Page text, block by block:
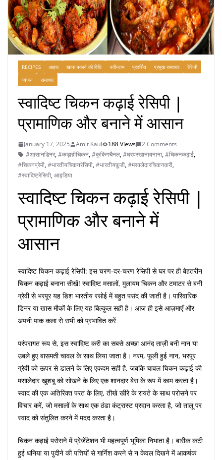
RECIPES आहार खाना पकाने की विधि नवीनतम प्रदर्शित प्रमुख समाचार
रेसिपी
व्यंजन
समाचार
स्वादिष्ट चिकन कढ़ाई रेसिपी |
प्रामाणिक और बनाने में आसान
January 17, 2025 Amit Kaul 188 Views
2 Comments
#आसानडिनर,#कड़ाहीचिकन,#कुकिंगचैनल,#घरपरखानाबनाना,#चिकनकढ़ाई,
#चिकनप्रेमी,#भारतीयचिकनरेसिपी,#भारतीयफ़ूडी,#मसालेदारचिकनकरी,
#स्वादिष्टरेसिपी,आइडिया
स्वादिष्ट चिकन कढ़ाई रेसिपी |
प्रामाणिक और बनाने में
आसान
स्वादिष्ट चिकन कढ़ाई रेसिपी: इस चरण-दर-चरण रेसिपी से घर पर ही बेहतरीन
चिकन कढ़ाई बनाना सीखें! स्वादिष्ट मसालों, मुलायम चिकन और टमाटर से बनी
ग्रेवी से भरपूर यह डिश भारतीय रसोई में बहुत पसंद की जाती है। पारिवारिक
डिनर या खास मौकों के लिए यह बिल्कुल सही है। आज ही इसे आज़माएँ और
अपनी पाक कला से सभी को प्रभावित करें
परंपरागत रूप से, इस स्वादिष्ट करी का सबसे अच्छा आनंद ताज़ी बनी नान या
उबले हुए बासमती चावल के साथ लिया जाता है। नरम, फूली हुई नान, भरपूर
ग्रेवी को ऊपर से डालने के लिए एकदम सही है, जबकि चावल चिकन कढ़ाई की
मसालेदार खुशबू को सोखने के लिए एक शानदार बेस के रूप में काम करता है।
स्वाद की एक अतिरिक्त परत के लिए, तीखे खीरे के रायते के साथ परोसने पर
विचार करें, जो मसालों के साथ एक ठंडा कंट्रास्ट प्रदान करता है, जो तालू पर
स्वाद को संतुलित करने में मदद करता है।
चिकन कढ़ाई परोसने में प्रेजेंटेशन भी महत्वपूर्ण भूमिका निभाता है। बारीक कटी
हुई धनिया या पुदीने की पत्तियों से गार्निश करने से न केवल दिखने में आकर्षक